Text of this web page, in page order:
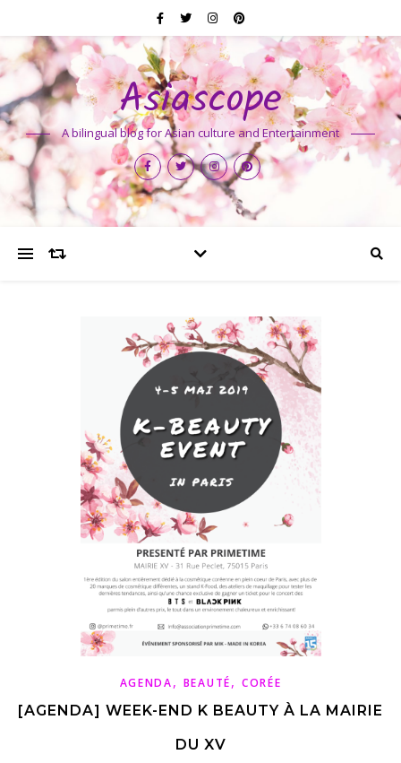
Asiascope
A bilingual blog for Asian culture and Entertainment
AGENDA, BEAUTÉ, CORÉE
[AGENDA] WEEK-END K BEAUTY À LA MAIRIE
DU XV